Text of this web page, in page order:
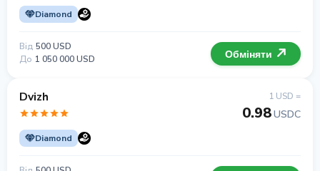
Diamond
Від 500 USD
До 1 050 000 USD Обміняти
Dvizh
Diamond
1 USD =
0.98USDC